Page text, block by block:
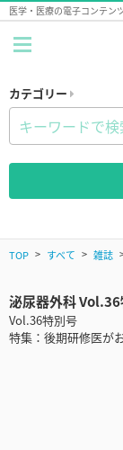
医学・医療の電子コンテン
カテゴリー
TOP すべて 雑誌
泌尿器外科 Vol.36
Vol.36特別号
特集：後期研修医が